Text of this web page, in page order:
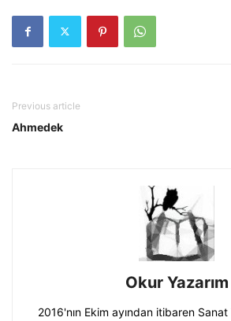
Previous article
Ahmedek
Okur Yazarım
2016'nın Ekim ayından itibaren